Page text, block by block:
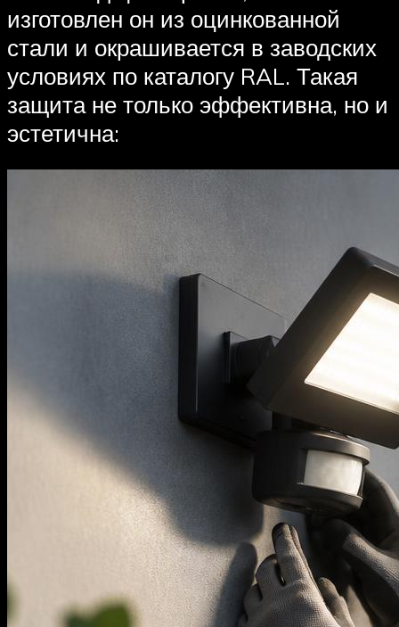
изготовлен он из оцинкованной
стали и окрашивается в заводских
условиях по каталогу RAL. Такая
защита не только эффективна, но и
эстетична: